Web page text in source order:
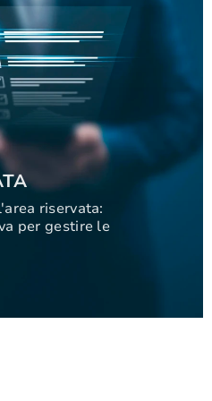
riservata:
per gestire le
riservata: una
gestire le tue pratiche.